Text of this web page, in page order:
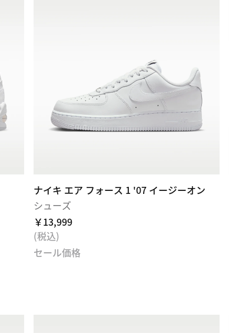
ナイキ エア フォース 1 '07 イージーオン
シューズ
￥13,999
(税込)
セール価格